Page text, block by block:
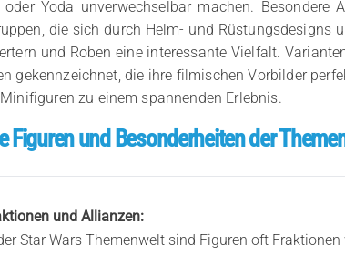
oder Yoda unverwechselbar machen. Besondere
die sich durch Helm- und Rüstungsdesigns
und Roben eine interessante Vielfalt.
gekennzeichnet, die ihre filmischen Vorbilder
zu einem spannenden Erlebnis.
Figuren und Besonderheiten der
und Allianzen:
Star Wars Themenwelt sind Figuren oft